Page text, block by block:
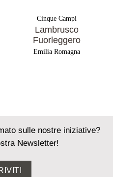
Cinque Campi
Lambrusco
Fuorleggero
Emilia Romagna
sulle nostre iniziative?
Newsletter!